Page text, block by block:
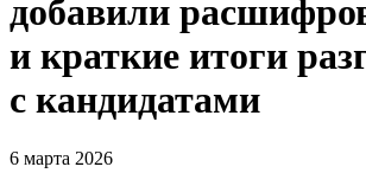
добавили
и краткие итоги
с кандидатами
6 марта 2026